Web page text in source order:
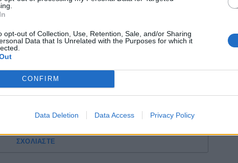
opt-out of Collection, Use, Retention, Sale, and/or Sharing
Data that Is Unrelated with the Purposes for which it
CONFIRM
Data Deletion Data Access Privacy Policy
φουλ ρυθμούς και βάζει υποψηφιότητα
ο Μάριος Οικονόμουπαρότι χθες
δεν ακολούθησε το πλήρες πρόγραμμα,
ορθό μηριαίο.
ξανά απογευματινές ώρες (19:00
ΣΧΟΛΙΑΣΤΕ